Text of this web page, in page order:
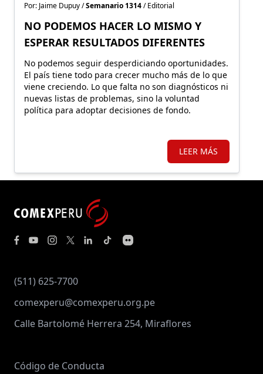
Por: Jaime Dupuy /Semanario 1314/ Editorial
NO PODEMOS HACER LO MISMO Y
ESPERAR RESULTADOS DIFERENTES
No podemos seguir desperdiciando oportunidades.
El país tiene todo para crecer mucho más de lo que
viene creciendo. Lo que falta no son diagnósticos ni
nuevas listas de problemas, sino la voluntad
política para adoptar decisiones de fondo.
LEER MÁS
(511) 625-7700
comexperu@comexperu.org.pe
Calle Bartolomé Herrera 254, Miraflores
Código de Conducta